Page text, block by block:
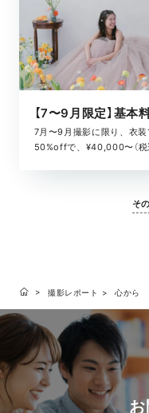
7月〜9月撮影に限り、衣
50%offで、¥40,000〜（税
そ
撮影レポート 心から